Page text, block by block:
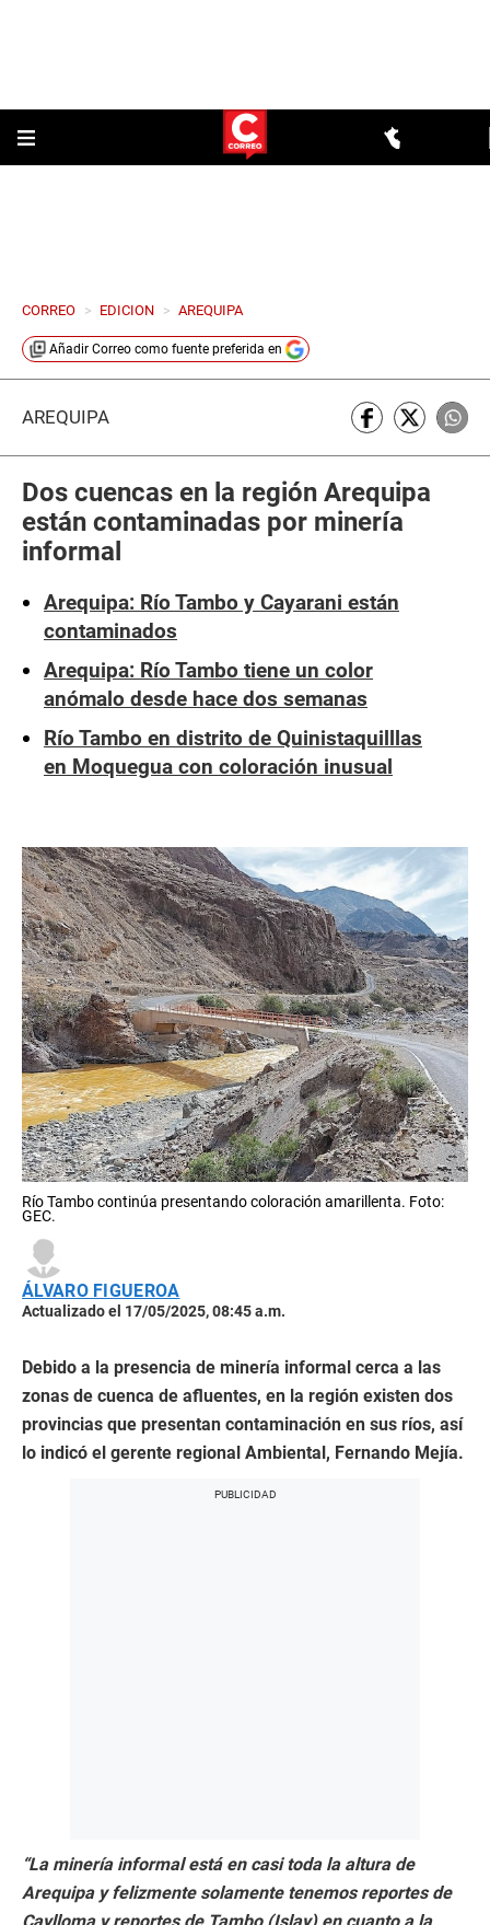
CORREO > EDICION > AREQUIPA
Añadir Correo como fuente preferida en
AREQUIPA
Dos cuencas en la región Arequipa
están contaminadas por minería
informal
Arequipa: Río Tambo y Cayarani están
contaminados
Arequipa: Río Tambo tiene un color
anómalo desde hace dos semanas
Río Tambo en distrito de Quinistaquilllas
en Moquegua con coloración inusual
Río Tambo continúa presentando coloración amarillenta. Foto:
GEC.
ÁLVARO FIGUEROA
Actualizado el 17/05/2025, 08:45 a.m.
Debido a la presencia de minería informal cerca a las
zonas de cuenca de afluentes, en la región existen dos
provincias que presentan contaminación en sus ríos, así
lo indicó el gerente regional Ambiental, Fernando Mejía.
“La minería informal está en casi toda la altura de
Arequipa y felizmente solamente tenemos reportes de